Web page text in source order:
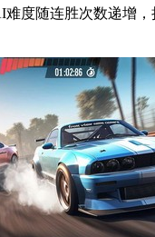
度随连胜次数递增